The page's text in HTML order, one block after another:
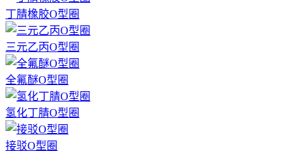
丁腈橡胶O型圈
三元乙丙O型圈
全氟醚O型圈
氢化丁腈O型圈
接驳O型圈